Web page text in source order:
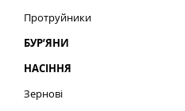
Протруйники
БУР’ЯНИ
НАСІННЯ
Зернові